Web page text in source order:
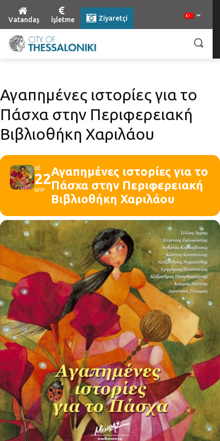
Vatandaş İşletme Ziyaretçi
Αγαπημένες ιστορίες για το
Πάσχα στην Περιφερειακή
Βιβλιοθήκη Χαριλάου
ΔΕ
22
ΑΠΡ
Αγαπημένες ιστορίες για το
Πάσχα στην Περιφερειακή
Βιβλιοθήκη Χαριλάου